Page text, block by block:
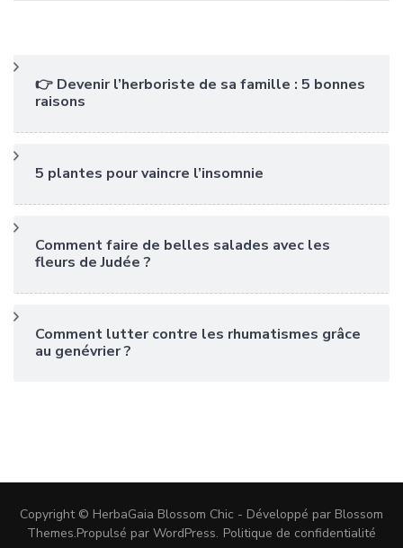
👉 Devenir l’herboriste de sa famille : 5 bonnes
raisons
5 plantes pour vaincre l’insomnie
Comment faire de belles salades avec les
fleurs de Judée ?
Comment lutter contre les rhumatismes grâce
au genévrier ?
Copyright © HerbaGaia Blossom Chic - Développé par Blossom
Themes.Propulsé par WordPress. Politique de confidentialité